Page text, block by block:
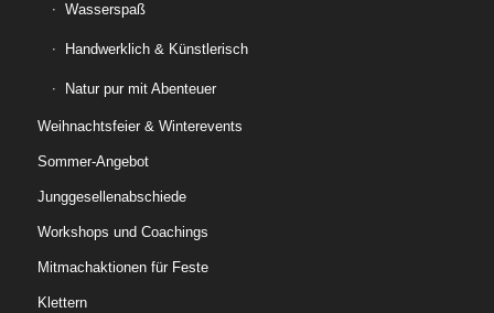
Wasserspaß
Handwerklich & Künstlerisch
Natur pur mit Abenteuer
Weihnachtsfeier & Winterevents
Sommer-Angebot
Junggesellenabschiede
Workshops und Coachings
Mitmachaktionen für Feste
Klettern